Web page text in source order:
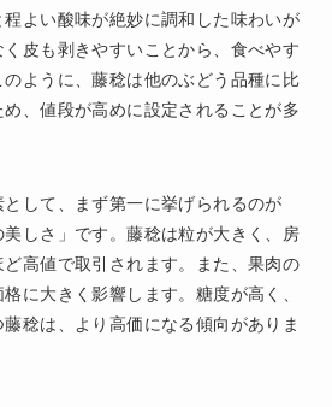
よい酸味が絶妙に調和した味わいが
皮も剥きやすいことから、食べやす
ように、藤稔は他のぶどう品種に比
、値段が高めに設定されることが多
して、まず第一に挙げられるのが
美しさ」です。藤稔は粒が大きく、房
高値で取引されます。また、果肉の
に大きく影響します。糖度が高く、
稔は、より高価になる傾向がありま